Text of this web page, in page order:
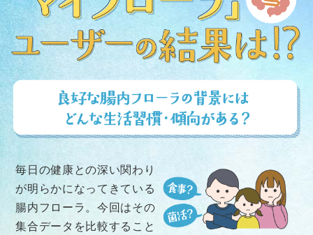
毎日の健康との深い関わり
が明らかになってきている
腸内フローラ。今回はその
集合データを比較すること